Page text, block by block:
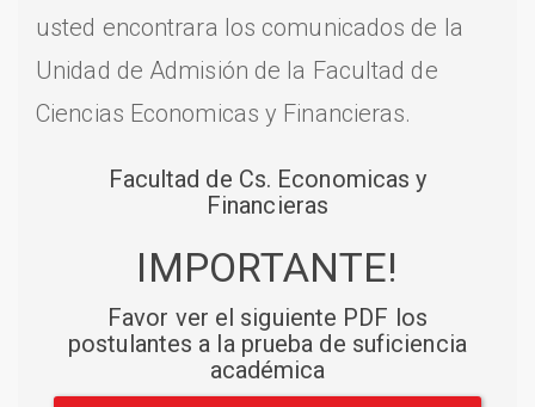
usted encontrara los comunicados de la
Unidad de Admisión de la Facultad de
Ciencias Economicas y Financieras.
Facultad de Cs. Economicas y
Financieras
IMPORTANTE!
Favor ver el siguiente PDF los
postulantes a la prueba de suficiencia
académica